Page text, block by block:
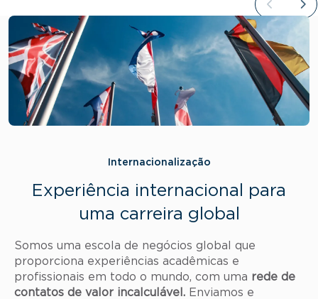
Internacionalização
Experiência internacional para
uma carreira global
Somos uma escola de negócios global que
proporciona experiências acadêmicas e
profissionais em todo o mundo, com uma rede de
contatos de valor incalculável. Enviamos e